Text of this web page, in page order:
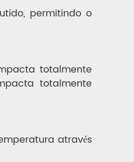
permitindo o
totalmente
totalmente
através